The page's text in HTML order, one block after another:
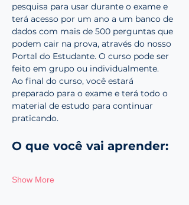
pesquisa para usar durante o exame e
terá acesso por um ano a um banco de
dados com mais de 500 perguntas que
podem cair na prova, através do nosso
Portal do Estudante. O curso pode ser
feito em grupo ou individualmente.
Ao final do curso, você estará
preparado para o exame e terá todo o
material de estudo para continuar
praticando.
O que você vai aprender:
Show More